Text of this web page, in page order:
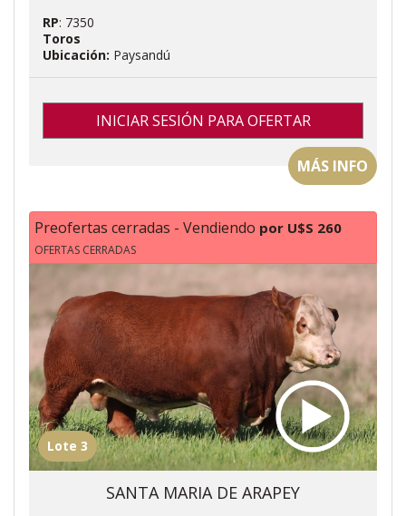
RP: 7350
Toros
Ubicación: Paysandú
INICIAR SESIÓN PARA OFERTAR
MÁS INFO
Preofertas cerradas - Vendiendo por U$S 260
OFERTAS CERRADAS
Lote 3
SANTA MARIA DE ARAPEY